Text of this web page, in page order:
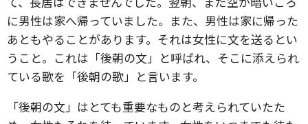
に男性は家へ帰っていました。また、男性は家に帰った
あともやることがあります。それは女性に文を送るとい
うこと。これは「後朝の文」と呼ばれ、そこに添えられ
ている歌を「後朝の歌」と言います。
「後朝の文」はとても重要なものと考えられていたた